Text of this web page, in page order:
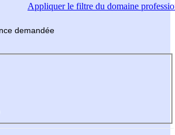
Appliquerle filtre du domaine
demandée